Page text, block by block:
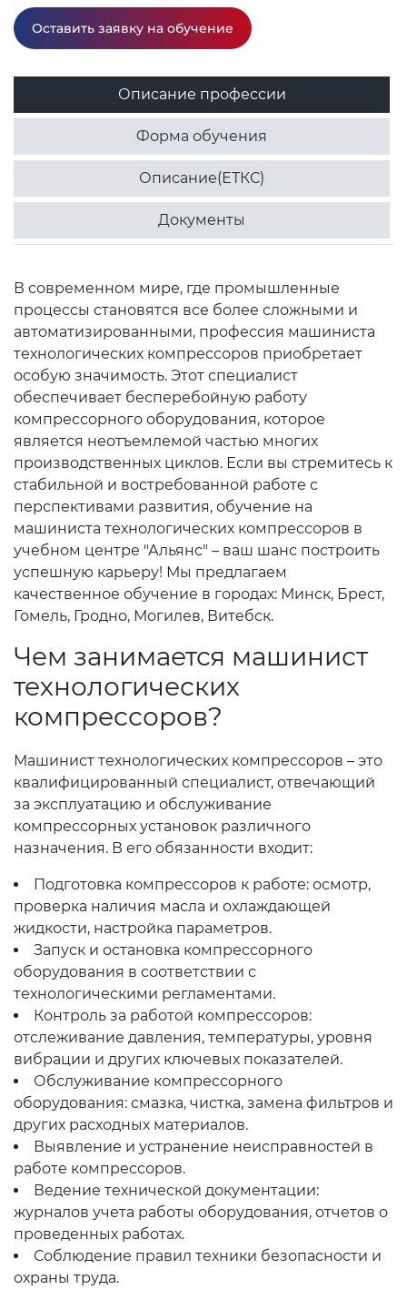
Оставить заявку на обучение
Описание профессии
Форма обучения
Описание(ЕТКС)
Документы
В современном мире, где промышленные
процессы становятся все более сложными и
автоматизированными, профессия машиниста
технологических компрессоров приобретает
особую значимость. Этот специалист
обеспечивает бесперебойную работу
компрессорного оборудования, которое
является неотъемлемой частью многих
производственных циклов. Если вы стремитесь к
стабильной и востребованной работе с
перспективами развития, обучение на
машиниста технологических компрессоров в
учебном центре "Альянс" – ваш шанс построить
успешную карьеру! Мы предлагаем
качественное обучение в городах: Минск, Брест,
Гомель, Гродно, Могилев, Витебск.
Чем занимается машинист
технологических
компрессоров?
Машинист технологических компрессоров – это
квалифицированный специалист, отвечающий
за эксплуатацию и обслуживание
компрессорных установок различного
назначения. В его обязанности входит:
Подготовка компрессоров к работе: осмотр,
проверка наличия масла и охлаждающей
жидкости, настройка параметров.
Запуск и остановка компрессорного
оборудования в соответствии с
технологическими регламентами.
Контроль за работой компрессоров:
отслеживание давления, температуры, уровня
вибрации и других ключевых показателей.
Обслуживание компрессорного
оборудования: смазка, чистка, замена фильтров и
других расходных материалов.
Выявление и устранение неисправностей в
работе компрессоров.
Ведение технической документации:
журналов учета работы оборудования, отчетов о
проведенных работах.
Соблюдение правил техники безопасности и
охраны труда.